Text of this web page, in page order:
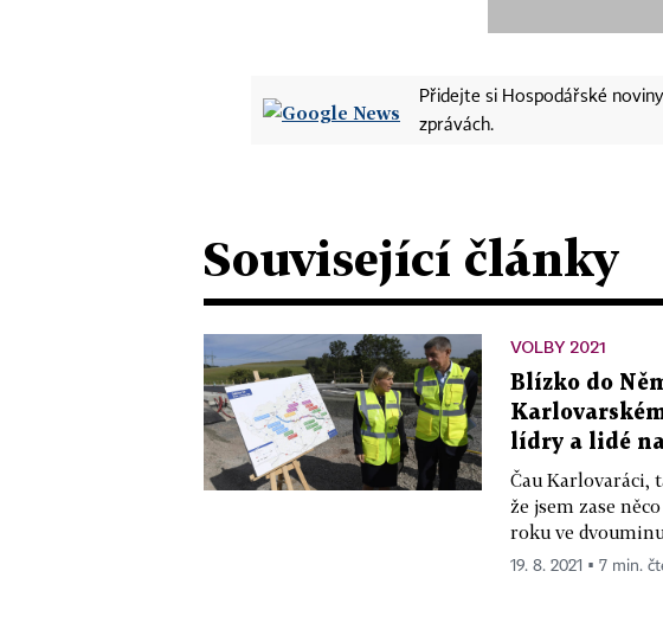
Přidejte si Hospodářské noviny
zprávách.
Související články
VOLBY 2021
Blízko do
lídry a lidé
Čau Karlovaráci,
že jsem zase
roku ve
19. 8. 2021 ▪ 7 min.